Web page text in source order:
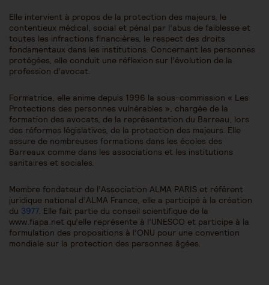
Elle intervient à propos de la protection des majeurs, le
contentieux médical, social et pénal par l’abus de faiblesse et
toutes les infractions financières, le respect des droits
fondamentaux dans les institutions. Concernant les personnes
protégées, elle conduit une réflexion sur l’évolution de la
profession d’avocat.
Formatrice, elle anime depuis 1996 la sous-commission « Les
Protections des personnes vulnérables », chargée de la
formation des avocats, de la représentation du Barreau, lors
des réformes législatives, de la protection des majeurs. Elle
assure de nombreuses formations dans les écoles des
Barreaux comme dans les associations et les institutions
sanitaires et sociales.
Membre fondateur de l’Association ALMA PARIS et référent
juridique national d’ALMA France, elle a participé à la création
du 3977. Elle fait partie du conseil scientifique de la
www.fiapa.net qu’elle représente à l’UNESCO et participe à la
formulation des propositions à l’ONU pour une convention
mondiale sur la protection des personnes âgées.